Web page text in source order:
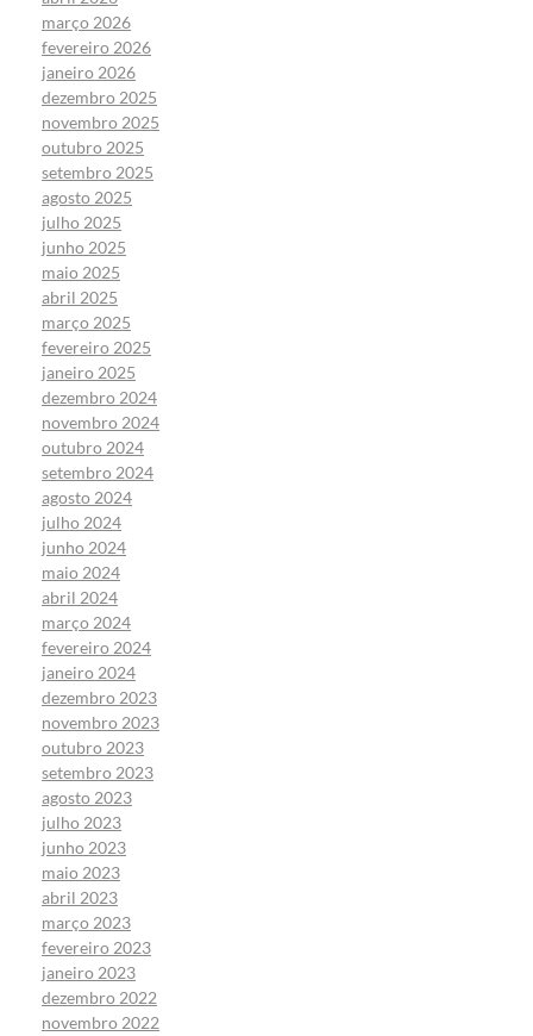
março 2026
fevereiro 2026
janeiro 2026
dezembro 2025
novembro 2025
outubro 2025
setembro 2025
agosto 2025
julho 2025
junho 2025
maio 2025
abril 2025
março 2025
fevereiro 2025
janeiro 2025
dezembro 2024
novembro 2024
outubro 2024
setembro 2024
agosto 2024
julho 2024
junho 2024
maio 2024
abril 2024
março 2024
fevereiro 2024
janeiro 2024
dezembro 2023
novembro 2023
outubro 2023
setembro 2023
agosto 2023
julho 2023
junho 2023
maio 2023
abril 2023
março 2023
fevereiro 2023
janeiro 2023
dezembro 2022
novembro 2022